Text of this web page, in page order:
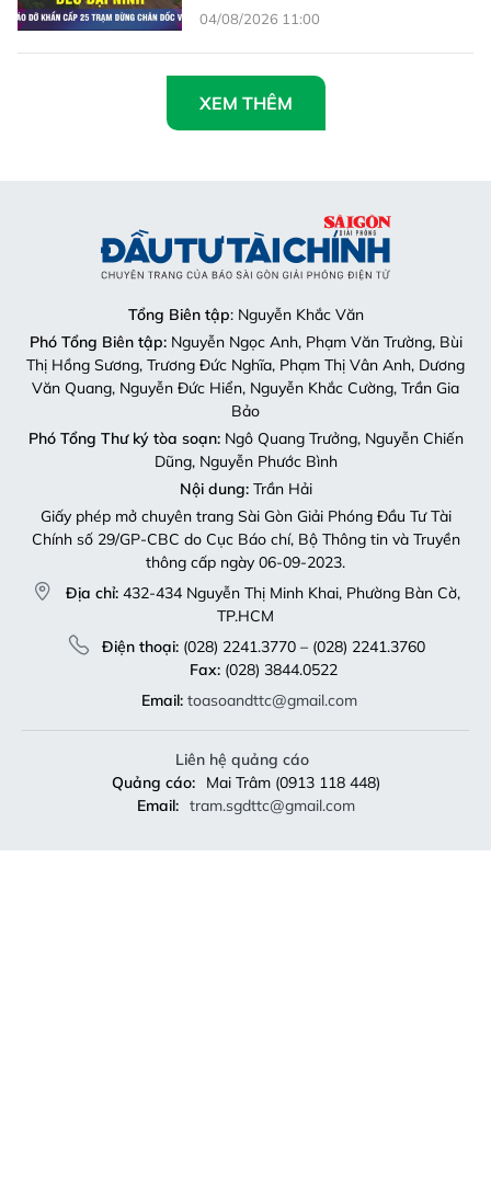
04/08/2026 11:00
XEM THÊM
Tổng Biên tập: Nguyễn Khắc Văn
Phó Tổng Biên tập:Nguyễn Ngọc Anh, Phạm Văn Trường, Bùi
Thị Hồng Sương, Trương Đức Nghĩa, Phạm Thị Vân Anh, Dương
Văn Quang, Nguyễn Đức Hiển, Nguyễn Khắc Cường, Trần Gia
Bảo
Phó Tổng Thư ký tòa soạn:Ngô Quang Trưởng, Nguyễn Chiến
Dũng, Nguyễn Phước Bình
Nội dung:Trần Hải
Giấy phép mở chuyên trang Sài Gòn Giải Phóng Đầu Tư Tài
Chính số 29/GP-CBC do Cục Báo chí, Bộ Thông tin và Truyền
thông cấp ngày 06-09-2023.
Địa chỉ: 432-434 Nguyễn Thị Minh Khai, Phường Bàn Cờ,
TP.HCM
Điện thoại:(028) 2241.3770 – (028) 2241.3760
Fax:(028) 3844.0522
Email: toasoandttc@gmail.com
Liên hệ quảng cáo
Quảng cáo:
Mai Trâm (0913 118 448)
Email: tram.sgdttc@gmail.com